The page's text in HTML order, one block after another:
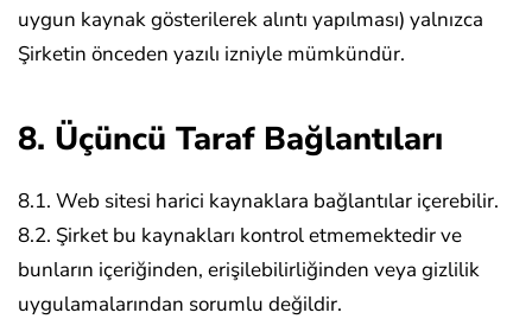
uygun kaynak gösterilerek alıntı yapılması) yalnızca
Şirketin önceden yazılı izniyle mümkündür.
8. Üçüncü Taraf Bağlantıları
8.1. Web sitesi harici kaynaklara bağlantılar içerebilir.
8.2. Şirket bu kaynakları kontrol etmemektedir ve
bunların içeriğinden, erişilebilirliğinden veya gizlilik
uygulamalarından sorumlu değildir.